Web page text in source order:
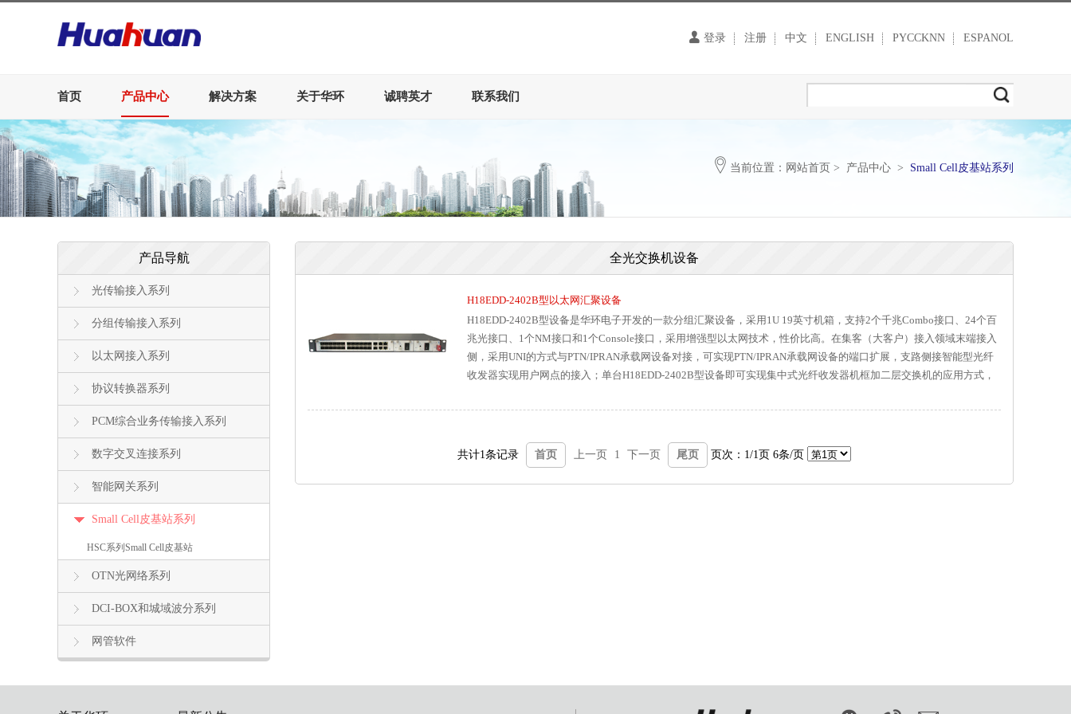
登录 注册 中文 ENGLISH PYCCKNN ESPANOL
首页 产品中心 解决方案 关于华环 诚聘英才 联系我们
当前位置： 网站首页 > 产品中心 > Small Cell皮基站系列
产品导航
光传输接入系列
分组传输接入系列
以太网接入系列
协议转换器系列
PCM综合业务传输接入系列
数字交叉连接系列
智能网关系列
Small Cell皮基站系列
HSC系列Small Cell皮基站
OTN光网络系列
DCI-BOX和城域波分系列
网管软件
全光交换机设备
H18EDD-2402B型以太网汇聚设备
H18EDD-2402B型设备是华环电子开发的一款分组汇聚设备，采用1U 19英寸机箱，支持2个千兆Combo接口、24个百
兆光接口、1个NM接口和1个Console接口，采用增强型以太网技术，性价比高。在集客（大客户）接入领域末端接入
侧，采用UNI的方式与PTN/IPRAN承载网设备对接，可实现PTN/IPRAN承载网设备的端口扩展，支路侧接智能型光纤
收发器实现用户网点的接入；单台H18EDD-2402B型设备即可实现集中式光纤收发器机框加二层交换机的应用方式，
共计1条记录 首页 上一页 1 下一页 尾页 页次：1/1页 6条/页